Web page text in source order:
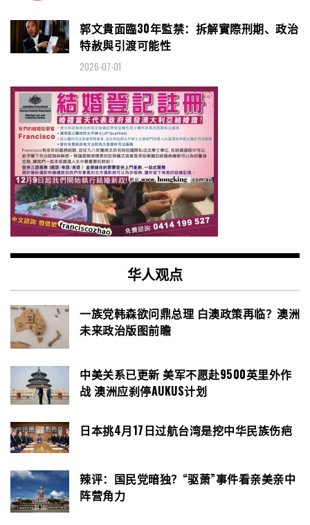
郭文貴面臨30年監禁：拆解實際刑期、政治
特赦與引渡可能性
2026-07-01
华人观点
一族党韩森欲问鼎总理 白澳政策再临？澳洲
未来政治版图前瞻
中美关系已更新 美军不愿赴9500英里外作
战 澳洲应刹停AUKUS计划
日本挑4月17日过航台湾是挖中华民族伤疤
辣评：国民党暗独？“驱萧”事件看亲美亲中
阵营角力